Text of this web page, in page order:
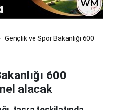
Gençlik ve Spor Bakanlığı 600
600
alacak